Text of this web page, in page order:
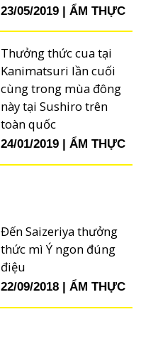
23/05/2019 ẨM THỰC
Thưởng thức cua tại
Kanimatsuri lần cuối
cùng trong mùa đông
này tại Sushiro trên
toàn quốc
24/01/2019 ẨM THỰC
Đến Saizeriya thưởng
thức mì Ý ngon đúng
điệu
22/09/2018 ẨM THỰC